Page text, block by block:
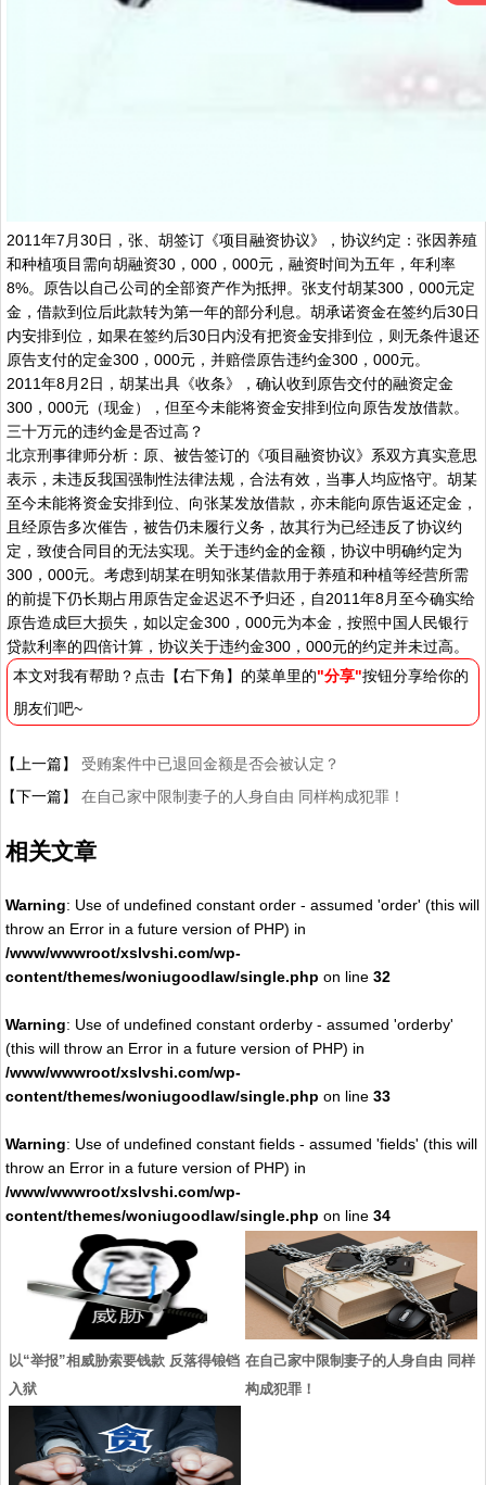
2011年7月30日，张、胡签订《项目融资协议》，协议约定：张因养殖
和种植项目需向胡融资30，000，000元，融资时间为五年，年利率
8%。原告以自己公司的全部资产作为抵押。张支付胡某300，000元定
金，借款到位后此款转为第一年的部分利息。胡承诺资金在签约后30日
内安排到位，如果在签约后30日内没有把资金安排到位，则无条件退还
原告支付的定金300，000元，并赔偿原告违约金300，000元。
2011年8月2日，胡某出具《收条》，确认收到原告交付的融资定金
300，000元（现金），但至今未能将资金安排到位向原告发放借款。
三十万元的违约金是否过高？
北京刑事律师分析：原、被告签订的《项目融资协议》系双方真实意思
表示，未违反我国强制性法律法规，合法有效，当事人均应恪守。胡某
至今未能将资金安排到位、向张某发放借款，亦未能向原告返还定金，
且经原告多次催告，被告仍未履行义务，故其行为已经违反了协议约
定，致使合同目的无法实现。关于违约金的金额，协议中明确约定为
300，000元。考虑到胡某在明知张某借款用于养殖和种植等经营所需
的前提下仍长期占用原告定金迟迟不予归还，自2011年8月至今确实给
原告造成巨大损失，如以定金300，000元为本金，按照中国人民银行
贷款利率的四倍计算，协议关于违约金300，000元的约定并未过高。
本文对我有帮助？点击【右下角】的菜单里的"分享"按钮分享给你的
朋友们吧~
【上一篇】
受贿案件中已退回金额是否会被认定？
【下一篇】
在自己家中限制妻子的人身自由 同样构成犯罪！
相关文章
Warning: Use of undefined constant order - assumed 'order' (this will
throw an Error in a future version of PHP) in
/www/wwwroot/xslvshi.com/wp-
content/themes/woniugoodlaw/single.php on line32
Warning: Use of undefined constant orderby - assumed 'orderby'
(this will throw an Error in a future version of PHP) in
/www/wwwroot/xslvshi.com/wp-
content/themes/woniugoodlaw/single.php on line33
Warning: Use of undefined constant fields - assumed 'fields' (this will
throw an Error in a future version of PHP) in
/www/wwwroot/xslvshi.com/wp-
content/themes/woniugoodlaw/single.php on line34
以“举报”相威胁索要钱款 反落得锒铛
入狱
在自己家中限制妻子的人身自由 同样
构成犯罪！